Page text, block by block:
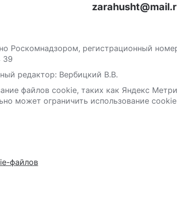
Роскомнадзором, регистрационный
39
редактор: Вербицкий В.В.
файлов сооkіе, таких как Яндекс
может ограничить использование
файлов